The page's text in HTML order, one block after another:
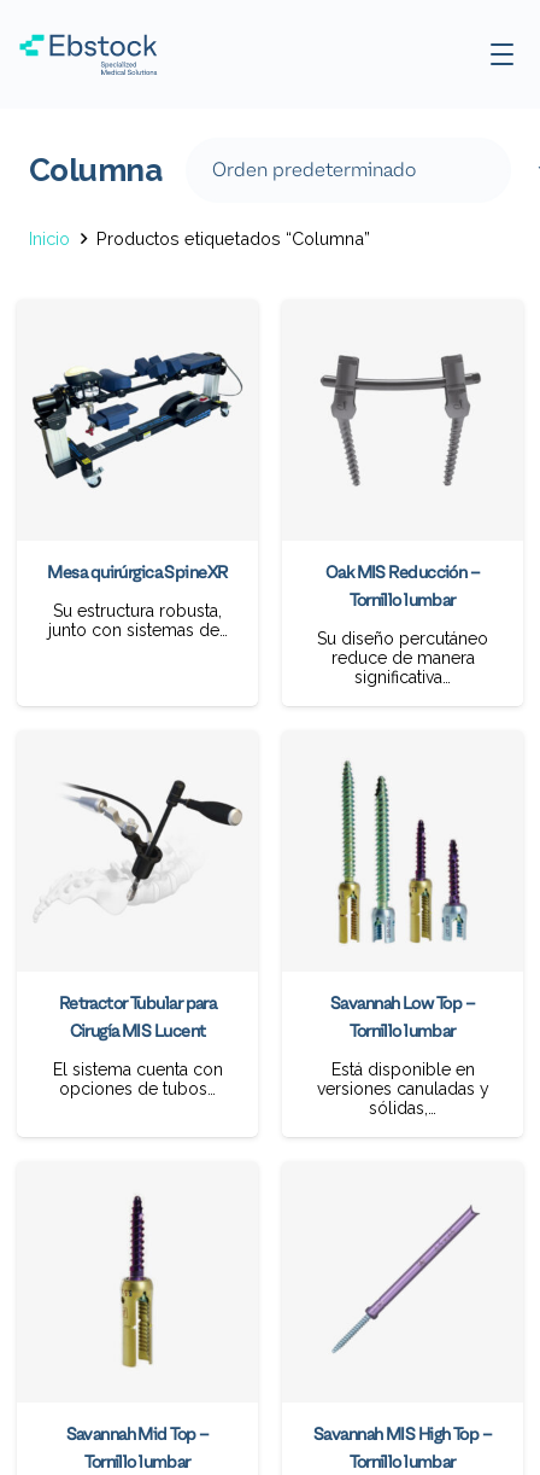
Columna
Inicio Productos etiquetados “Columna”
Mesa quirúrgica SpineXR
Su estructura robusta,
junto con sistemas de…
Oak MIS Reducción –
Tornillo lumbar
Su diseño percutáneo
reduce de manera
significativa…
Retractor Tubular para
Cirugía MIS Lucent
El sistema cuenta con
opciones de tubos…
Savannah Low Top –
Tornillo lumbar
Está disponible en
versiones canuladas y
sólidas,…
Savannah Mid Top –
Tornillo lumbar
Savannah MIS High Top –
Tornillo lumbar